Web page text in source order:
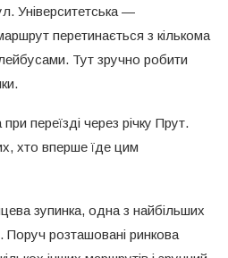
Університетська —
перетинається з кількома
Тут зручно робити
переїзді через річку Прут.
хто вперше їде цим
зупинка, одна з найбільших
Поруч розташовані ринкова